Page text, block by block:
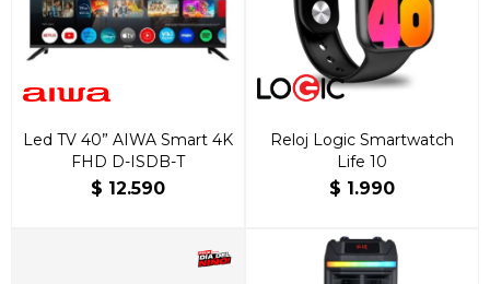
Led TV 40” AIWA Smart 4K
FHD D-ISDB-T
$ 12.590
Reloj Logic Smartwatch
Life 10
$ 1.990